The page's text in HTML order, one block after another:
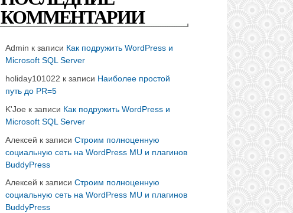
КОММЕНТАРИИ
Admin к записи Как подружить WordPress и
Microsoft SQL Server
holiday101022 к записи Наиболее простой
путь до PR=5
K'Joe к записи Как подружить WordPress и
Microsoft SQL Server
Алексей к записи Строим полноценную
социальную сеть на WordPress MU и плагинов
BuddyPress
Алексей к записи Строим полноценную
социальную сеть на WordPress MU и плагинов
BuddyPress